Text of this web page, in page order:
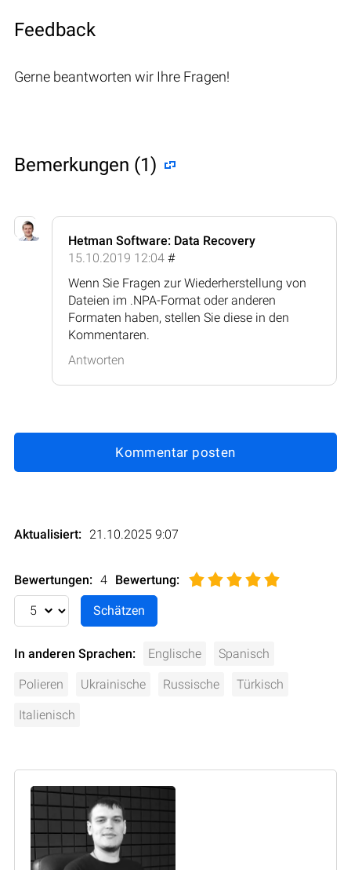
Feedback
Gerne beantworten wir Ihre Fragen!
Bemerkungen (1)
Hetman Software: Data Recovery
15.10.2019 12:04 #
Wenn Sie Fragen zur Wiederherstellung von
Dateien im .NPA-Format oder anderen
Formaten haben, stellen Sie diese in den
Kommentaren.
Antworten
Kommentar posten
Aktualisiert: 21.10.2025 9:07
Bewertungen: 4 Bewertung:
In anderen Sprachen: Englische Spanisch
Polieren Ukrainische Russische Türkisch
Italienisch